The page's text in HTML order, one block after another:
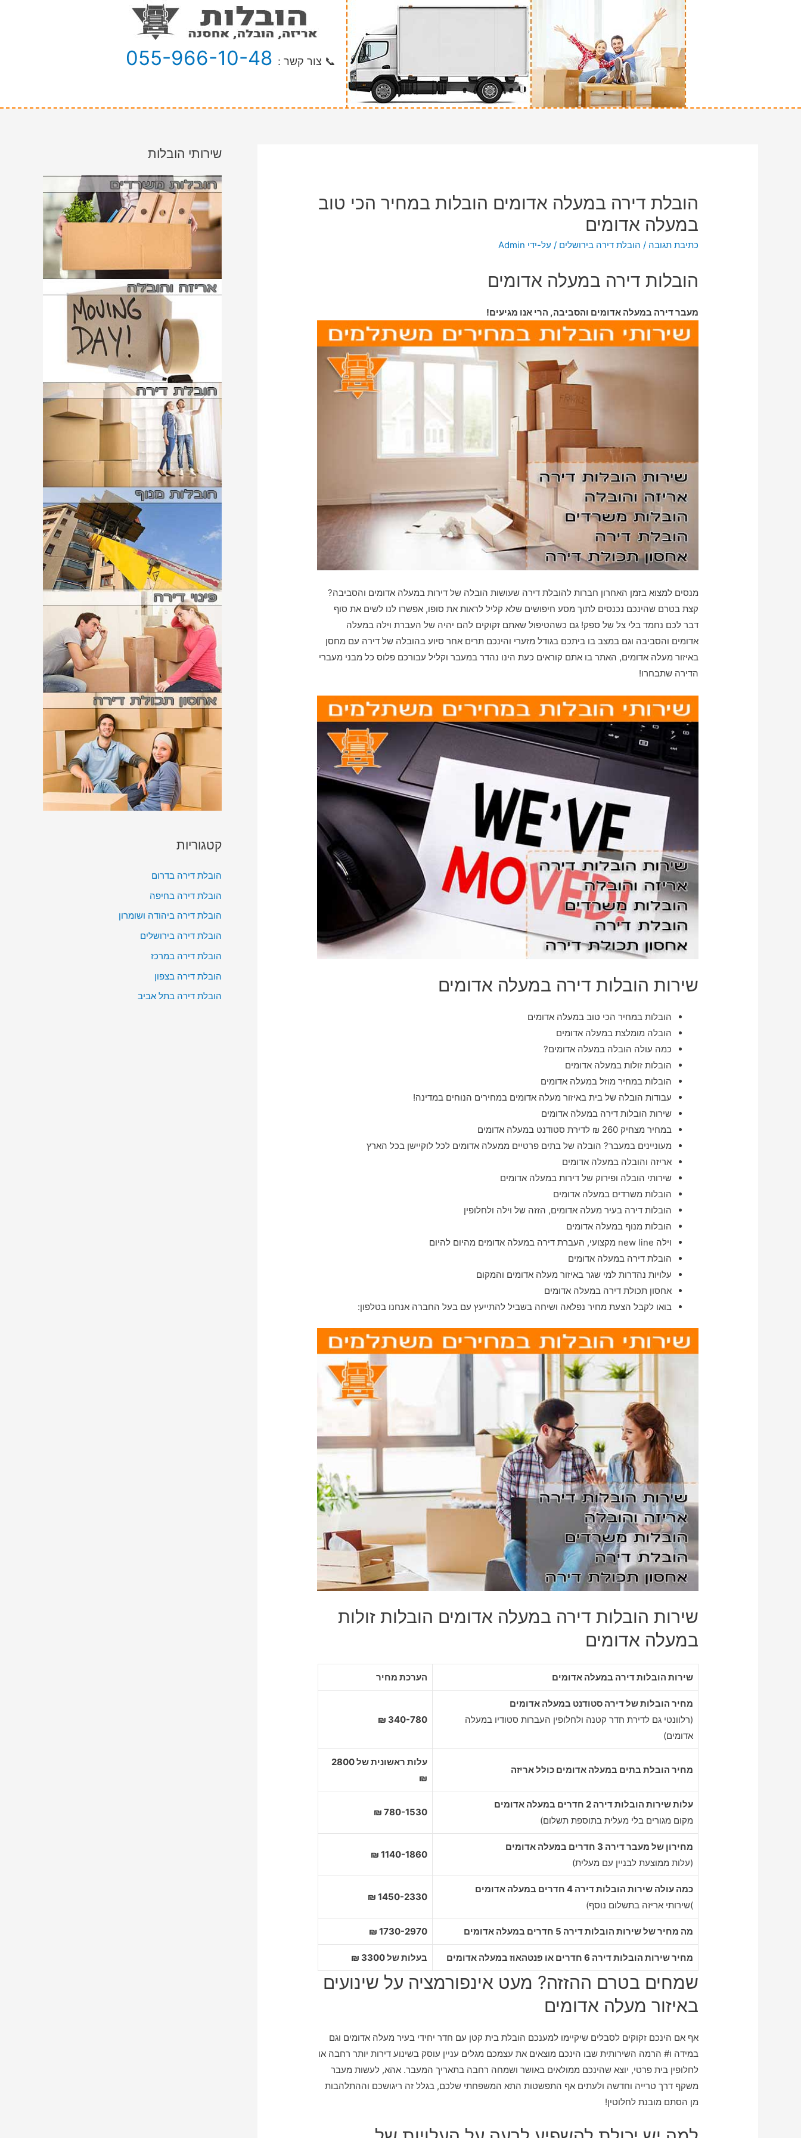
📞 צור קשר : 055-966-10-48
הובלת דירה במעלה אדומים הובלות במחיר הכי טוב
במעלה אדומים
כתיבת תגובה / הובלת דירה בירושלים / על-ידי Admin
הובלות דירה במעלה אדומים
מעבר דירה במעלה אדומים והסביבה, הרי אנו מגיעים!
מנסים למצוא בזמן האחרון חברות להובלת דירה שעושות הובלה של דירות במעלה אדומים והסביבה?
קצת בטרם שהינכם נכנסים לתוך מסע חיפושים שלא קליל לראות את סופו, אפשרו לנו לשים את סוף
דבר לכם נחמד בלי צל של ספק! גם כשהטיפול שאתם זקוקים להם יהיה של העברת וילה במעלה
אדומים והסביבה וגם במצב בו ביתכם בגודל מזערי והינכם תרים אחר סיוע בהובלה של דירה עם מחסן
באיזור מעלה אדומים, האתר בו אתם קוראים כעת הינו נהדר במעבר וקליל עבורכם פלוס כל מבני מעברי
הדירה שתבחרו!
שירות הובלות דירה במעלה אדומים
הובלות במחיר הכי טוב במעלה אדומים
הובלה מומלצת במעלה אדומים
כמה עולה הובלה במעלה אדומים?
הובלות זולות במעלה אדומים
הובלות במחיר מוזל במעלה אדומים
עבודות הובלה של בית באיזור מעלה אדומים במחירים הנוחים במדינה!
שירות הובלות דירה במעלה אדומים
במחיר מצחיק 260 ₪ לדירת סטודנט במעלה אדומים
מעוניינים במעבר? הובלה של בתים פרטיים ממעלה אדומים לכל לוקיישן בכל הארץ
אריזה והובלה במעלה אדומים
שירותי הובלה ופירוק של דירות במעלה אדומים
הובלות משרדים במעלה אדומים
הובלות דירה בעיר מעלה אדומים, הזזה של וילה ולחלופין
הובלות מנוף במעלה אדומים
וילה new line מקצועי, העברת דירה במעלה אדומים מהיום להיום
הובלת דירה במעלה אדומים
עלויות נהדרות למי שגר באיזור מעלה אדומים והמקום
אחסון תכולת דירה במעלה אדומים
בואו לקבל הצעת מחיר נפלאה ושיחה בשביל להתייעץ עם בעל החברה אנחנו בטלפון:
שירות הובלות דירה במעלה אדומים הובלות זולות
במעלה אדומים
שירות הובלות דירה במעלה אדומים הערכת מחיר
מחיר הובלות של דירה סטודנט במעלה אדומים
(רלוונטי גם לדירת חדר קטנה ולחלופין העברות סטודיו במעלה
אדומים)
340-780 ₪
מחיר הובלת בתים במעלה אדומים כולל אריזה
עלות ראשונית של 2800
₪
עלות שירות הובלות דירה 2 חדרים במעלה אדומים
מקום מגורים בלי מעלית בתוספת תשלום)
780-1530 ₪
מחירון של מעבר דירה 3 חדרים במעלה אדומים
(עלות ממוצעת לבניין עם מעלית)
1140-1860 ₪
כמה עולה שירות הובלות דירה 4 חדרים במעלה אדומים
)שירותי אריזה בתשלום נוסף)
1450-2330 ₪
מה מחיר של שירות הובלות דירה 5 חדרים במעלה אדומים 1730-2970 ₪
מחיר שירות הובלות דירה 6 חדרים או פנטהאוז במעלה אדומים בעלות של 3300 ₪
שמחים בטרם ההזזה? מעט אינפורמציה על שינועים
באיזור מעלה אדומים
אף אם הינכם זקוקים לסבלים שיקיימו למענכם הובלת בית קטן עם חדר יחידי בעיר מעלה אדומים וגם
במידה ו# הרמה השירותית שבו הינכם מוצאים את עצמכם מגלים עניין עוסק בשינוע דירות יותר רחבה או
לחלופין בית פרטי, יוצא שהינכם ממולאים באושר ושמחה רחבה בתאריך המעבר. אהא, לעשות מעבר
משקף דרך טרייה וחדשה ולעתים אף התפשטות התא המשפחתי שלכם, בגלל זה ריגושכם וההתלהבות
מן הסתם מובנת לחלוטין!
שירותי הובלות
קטגוריות
הובלת דירה בדרום
הובלת דירה בחיפה
הובלת דירה ביהודה ושומרון
הובלת דירה בירושלים
הובלת דירה במרכז
הובלת דירה בצפון
הובלת דירה בתל אביב